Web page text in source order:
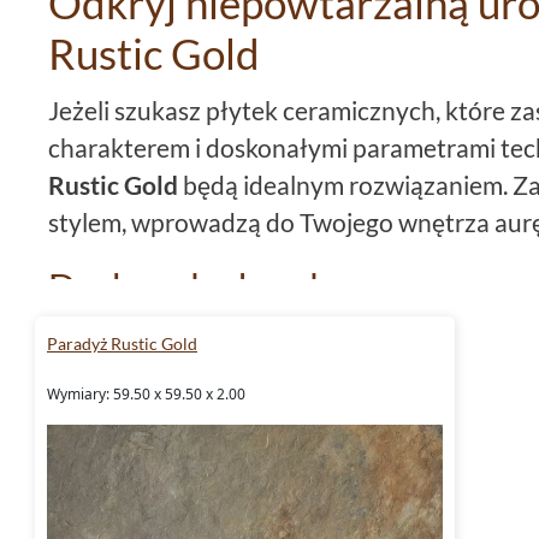
Rustic Gold
Jeżeli szukasz płytek ceramicznych, które
charakterem i doskonałymi parametrami
Rustic Gold będą idealnym rozwiązaniem.
stylem, wprowadzą do Twojego wnętrza
Doskonale do salonu
Płytki Paradyż Rustic Gold
klimatyczne i ciepłe wnętrze. Dodatkowo,
szkliwionegopłytki te są niezwykle
Ich klasa ścieralności wynosi 4, co świadczy
Paradyż Rustic Gold
Wymiary: 59.50 x 59.50 x 2.00